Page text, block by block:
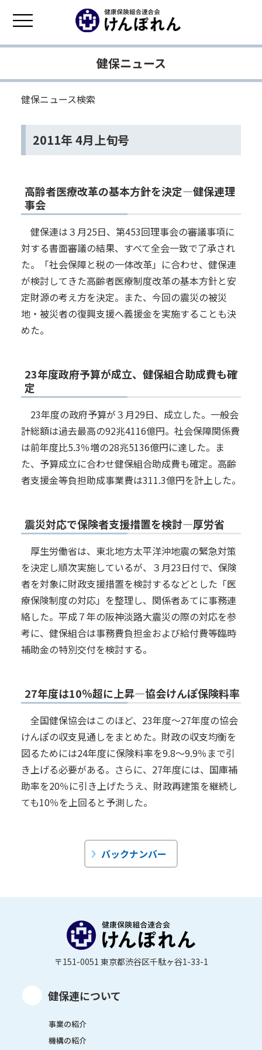
健保ニュース
健保ニュース検索
2011年 4月上旬号
高齢者医療改革の基本方針を決定―健保連理
事会
健保連は３月25日、第453回理事会の審議事項に
対する書面審議の結果、すべて全会一致で了承され
た。「社会保障と税の一体改革」に合わせ、健保連
が検討してきた高齢者医療制度改革の基本方針と安
定財源の考え方を決定。また、今回の震災の被災
地・被災者の復興支援へ義援金を実施することも決
めた。
23年度政府予算が成立、健保組合助成費も確
定
23年度の政府予算が３月29日、成立した。一般会
計総額は過去最高の92兆4116億円。社会保障関係費
は前年度比5.3％増の28兆5136億円に達した。ま
た、予算成立に合わせ健保組合助成費も確定。高齢
者支援金等負担助成事業費は311.3億円を計上した。
震災対応で保険者支援措置を検討―厚労省
厚生労働省は、東北地方太平洋沖地震の緊急対策
を決定し順次実施しているが、３月23日付で、保険
者を対象に財政支援措置を検討するなどとした「医
療保険制度の対応」を整理し、関係者あてに事務連
絡した。平成７年の阪神淡路大震災の際の対応を参
考に、健保組合は事務費負担金および給付費等臨時
補助金の特別交付を検討する。
27年度は10％超に上昇―協会けんぽ保険料率
全国健保協会はこのほど、23年度～27年度の協会
けんぽの収支見通しをまとめた。財政の収支均衡を
図るためには24年度に保険料率を9.8～9.9％まで引
き上げる必要がある。さらに、27年度には、国庫補
助率を20％に引き上げたうえ、財政再建策を継続し
ても10％を上回ると予測した。
バックナンバー
〒151-0051 東京都渋谷区千駄ヶ谷1-33-1
健保連について
事業の紹介
機構の紹介